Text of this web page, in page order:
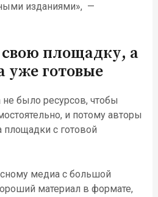
изданиями», —
свою площадку, а
уже готовые
не было ресурсов, чтобы
и потому авторы
площадки с готовой
медиа с большой
материал в формате,